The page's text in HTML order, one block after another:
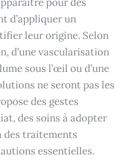
d’appliquer un
leur origine. Selon
d’une vascularisation
sous l’œil ou d’une
ne seront pas les
des gestes
des soins à adopter
des traitements
essentielles.